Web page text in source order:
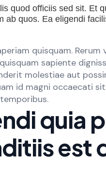
quod officiis sed sit. Et
ab quos. Ea eligendi
quisquam. Rerum
sapiente
molestiae aut
id magni occaecati
quia
est